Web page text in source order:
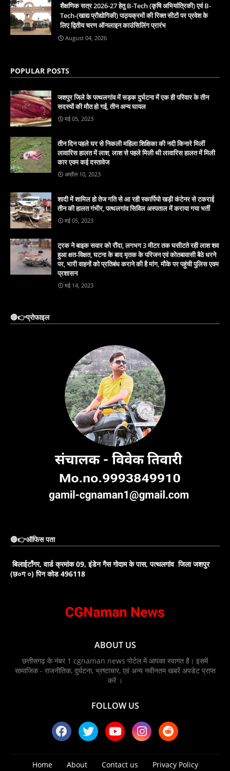
शैक्षणिक सत्र 2026-27 हेतु B-Tech (कृषि अभियांत्रिकी) एवं B-
Tech-(खाद्य प्रौद्योगिकी) पाठ्यक्रमों की रिक्त सीटों पर प्रवेश के
लिए द्वितीय चरण ऑनलाइन काउंसिलिंग प्रारंभ
August 04, 2026
POPULAR POSTS
जशपुर जिले के पत्थलगांव में सड़क दुर्घटना में एक ही परिवार के तीन
सदस्यों की मौत हो गई, तीन अन्य घायल
मई 05, 2023
तीन दिन पहले घर से निकली महिला शिक्षिका की नदी किनारे मिलीं
लावारिस हालत में लाश, लाश से पहले मिली थी लावारिस हालत में मिली
कार एवम कई दस्तावेज
अप्रैल 10, 2023
शादी में शामिल हो तेज गति से आ रही स्कार्पियो खड़ी कंटेनर से टकराई
तीन की हालत गंभीर, पत्थलगांव सिविल अस्पताल में कराया गया भर्ती
मई 05, 2023
ट्रक ने बाइक सवार को रौंदा, लगभग 3 मीटर तक घसीटते रही लाश शव
हुआ क्षत-विक्षत, घटना के बाद मृतक के परिजन एवं कोतबावासी बैठे धरने
पर, भारी वाहनों को प्रतिबंध कराने की है मांग, मौके पर पहुंची पुलिस एवम
प्रशासन
मई 14, 2023
🔴👉प्रोफाइल
🔴👉ऑफिस पता
बिलाईटाँगर, वार्ड क्रमांक 09, इंडेन गैस गोदाम के पास, पत्थलगांव जिला जशपुर
(छ०ग ०) पिन कोड 496118
ABOUT US
छत्तीसगढ़ के नंबर 1 cgnaman news पोर्टल में आपका स्वागत है। इसमें
सामाजिक - राजनीतिक, दुर्घटना, भ्रष्टाचार, एवं अन्य नवीनतम खबरें अपडेट प्राप्त
करें ।
FOLLOW US
Home About Contact us Privacy Policy